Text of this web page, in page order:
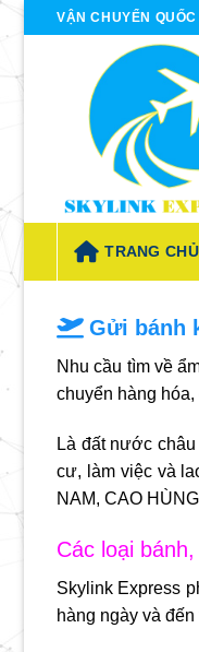
qua
VẬN CHUYỂN
TRANG CHỦ
Gửi bánh
Nhu cầu tìm về
chuyển hàng
Là đất nước
cư, làm việc và
NAM, CAO
Các loại
Skylink Express
hàng ngày và